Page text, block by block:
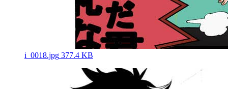
i_0018.jpg 377.4 KB